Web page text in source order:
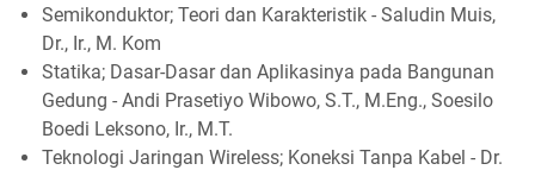
Semikonduktor; Teori dan Karakteristik - Saludin Muis,
Dr., Ir., M. Kom
Statika; Dasar-Dasar dan Aplikasinya pada Bangunan
Gedung - Andi Prasetiyo Wibowo, S.T., M.Eng., Soesilo
Boedi Leksono, Ir., M.T.
Teknologi Jaringan Wireless; Koneksi Tanpa Kabel - Dr.